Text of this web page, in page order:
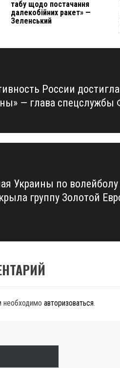
табу щодо постачання
далекобійних ракет» —
Зеленський
России
— глава спецслужбы
Украины по
группу Золотой
необходимо авторизоваться.